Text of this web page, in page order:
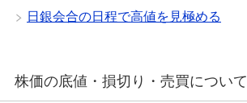
日銀会合の日程で高値を見極める
株価の底値・損切り・売買について